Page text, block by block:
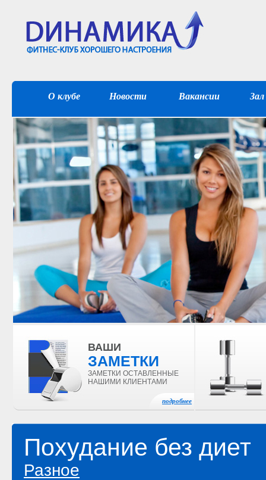
О клубе Новости Вакансии
ВАШИ
ЗАМЕТКИ
ЗАМЕТКИ ОСТАВЛЕННЫЕ
НАШИМИ КЛИЕНТАМИ
подробнее
Похудание без диет
Разное